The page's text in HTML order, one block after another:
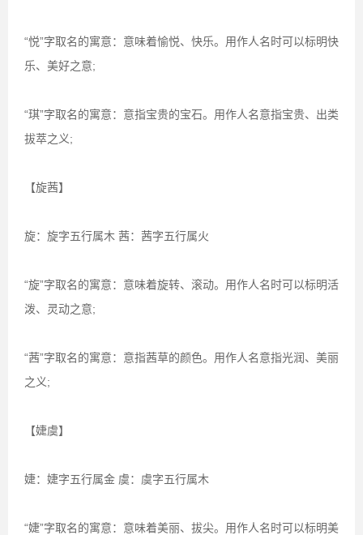
“悦”字取名的寓意：意味着愉悦、快乐。用作人名时可以标明快
乐、美好之意;
“琪”字取名的寓意：意指宝贵的宝石。用作人名意指宝贵、出类
拔萃之义;
【旋茜】
旋：旋字五行属木 茜：茜字五行属火
“旋”字取名的寓意：意味着旋转、滚动。用作人名时可以标明活
泼、灵动之意;
“茜”字取名的寓意：意指茜草的颜色。用作人名意指光润、美丽
之义;
【婕虞】
婕：婕字五行属金 虞：虞字五行属木
“婕”字取名的寓意：意味着美丽、拔尖。用作人名时可以标明美